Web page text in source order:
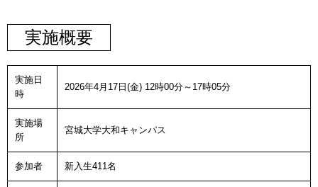
実施概要
実施日
時
2026年4月17日(金) 12時00分～17時05分
実施場
所
宮城大学大和キャンパス
参加者 新入生411名